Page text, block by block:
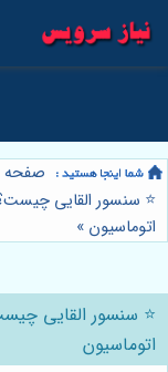
صفحه
⭐️ سنسور القایی
اتوماسیون »
⭐️ سنسور القایی
اتوماسیون